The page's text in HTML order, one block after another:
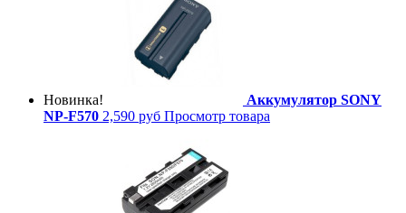
Новинка!
Аккумулятор SONY
NP-F570 2,590 руб Просмотр товара